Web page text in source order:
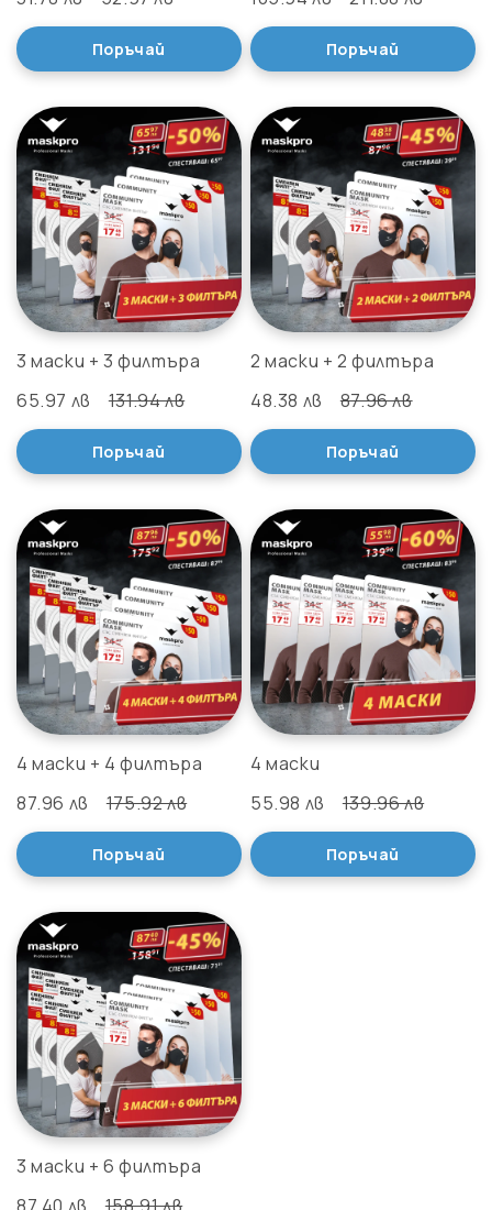
Поръчай Поръчай
3 маски + 3 филтъра
65.97 лв
131.94 лв
Поръчай
2 маски + 2 филтъра
48.38 лв
87.96 лв
Поръчай
4 маски + 4 филтъра
87.96 лв
175.92 лв
Поръчай
4 маски
55.98 лв
139.96 лв
Поръчай
3 маски + 6 филтъра